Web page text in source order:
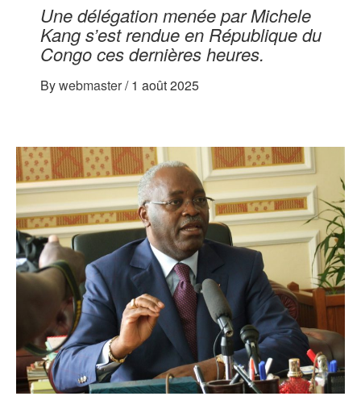
Une délégation menée par Michele
Kang s’est rendue en République du
Congo ces dernières heures.
Bywebmaster/ 1 août 2025